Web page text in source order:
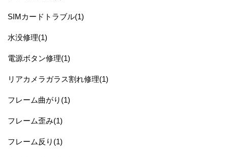
SIMカードトラブル(1)
水没修理(1)
電源ボタン修理(1)
リアカメラガラス割れ修理(1)
フレーム曲がり(1)
フレーム歪み(1)
フレーム反り(1)